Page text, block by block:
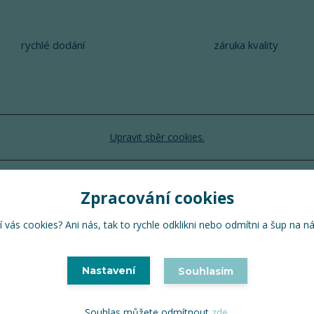
rychlé dodání záruka kvality
Upravit sběr cookies.
TuTu 2024 © Všechna práva vyhrazena
Zpracování cookies
vás cookies? Ani nás, tak to rychle odklikni nebo odmítni a šup na
Nastavení Souhlasím